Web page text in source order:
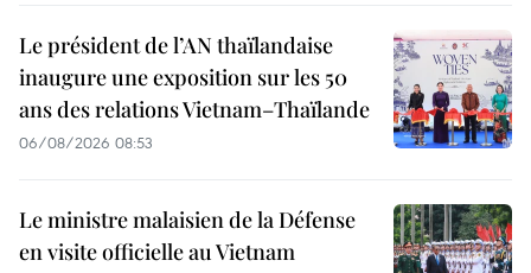
Le président de l’AN thaïlandaise
inaugure une exposition sur les 50
ans des relations Vietnam–Thaïlande
06/08/2026 08:53
Le ministre malaisien de la Défense
en visite officielle au Vietnam